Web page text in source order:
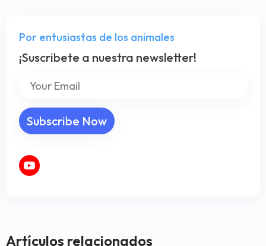
Por entusiastas de los animales
¡Suscribete a nuestra newsletter!
Artículos relacionados